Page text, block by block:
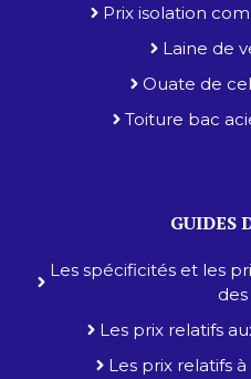
Prix isolation
Laine de
Ouate de
Toiture bac
GUIDES
Les spécificités et les
Les prix relatifs
Les prix relatifs